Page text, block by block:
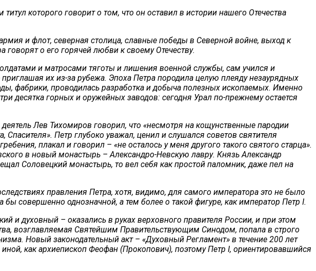
которого говорит о том, что он оставил в истории нашего Отечества
и флот, северная столица, славные победы в Северной войне, выход к
о его горячей любви к своему Отечеству.
и матросами тяготы и лишения военной службы, сам учился и
их из-за рубежа. Эпоха Петра породила целую плеяду незаурядных
фабрики, проводилась разработка и добыча полезных ископаемых. Именно
десятка горных и оружейных заводов: сегодня Урал по-прежнему остается
Лев Тихомиров говорил, что «несмотря на кощунственные пародии
Петр глубоко уважал, ценил и слушался советов святителя
плакал и говорил – «не осталось у меня другого такого святого старца».
в новый монастырь – Александро-Невскую лавру. Князь Александр
Соловецкий монастырь, то вел себя как простой паломник, даже пел на
правления Петра, хотя, видимо, для самого императора это не было
совершенно однозначной, а тем более о такой фигуре, как император Петр I.
и духовный – оказались в руках верховного правителя России, и при этом
возглавляемая Святейшим Правительствующим Синодом, попала в строго
Новый законодательный акт – «Духовный Регламент» в течение 200 лет
как архиепископ Феофан (Прокопович), поэтому Петр I, ориентировавшийся